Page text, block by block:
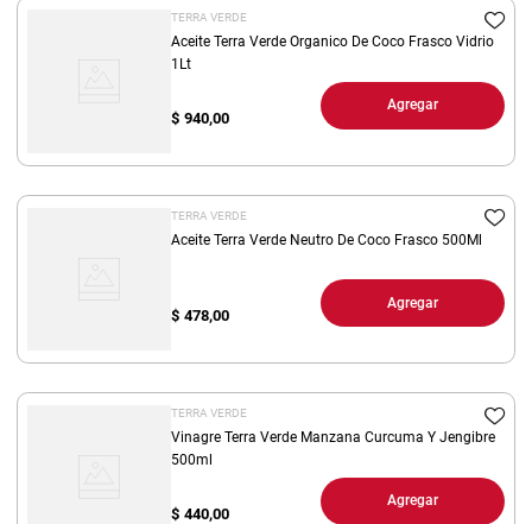
TERRA VERDE
Aceite Terra Verde Organico De Coco Frasco Vidrio
1Lt
$ 940,00
Agregar
TERRA VERDE
Aceite Terra Verde Neutro De Coco Frasco 500Ml
$ 478,00
Agregar
TERRA VERDE
Vinagre Terra Verde Manzana Curcuma Y Jengibre
500ml
$ 440,00
Agregar